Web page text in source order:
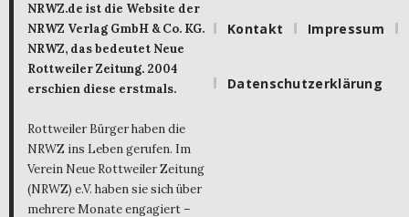
NRWZ.de ist die Website der
NRWZ Verlag GmbH & Co. KG.
NRWZ, das bedeutet Neue
Rottweiler Zeitung. 2004
erschien diese erstmals.
Rottweiler Bürger haben die
NRWZ ins Leben gerufen. Im
Verein Neue Rottweiler Zeitung
(NRWZ) e.V. haben sie sich über
mehrere Monate engagiert –
Kontakt Impressum
Datenschutzerklärung